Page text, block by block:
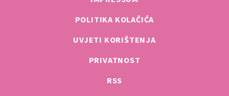
POLITIKA KOLAČIĆA
UVJETI KORIŠTENJA
PRIVATNOST
RSS